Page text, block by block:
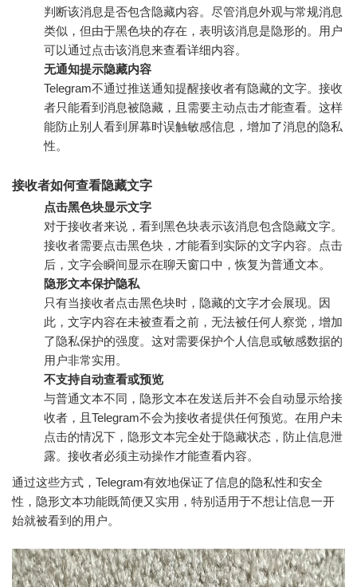
判断该消息是否包含隐藏内容。尽管消息外观与常规消息
类似，但由于黑色块的存在，表明该消息是隐形的。用户
可以通过点击该消息来查看详细内容。
无通知提示隐藏内容
Telegram不通过推送通知提醒接收者有隐藏的文字。接收
者只能看到消息被隐藏，且需要主动点击才能查看。这样
能防止别人看到屏幕时误触敏感信息，增加了消息的隐私
性。
接收者如何查看隐藏文字
点击黑色块显示文字
对于接收者来说，看到黑色块表示该消息包含隐藏文字。
接收者需要点击黑色块，才能看到实际的文字内容。点击
后，文字会瞬间显示在聊天窗口中，恢复为普通文本。
隐形文本保护隐私
只有当接收者点击黑色块时，隐藏的文字才会展现。因
此，文字内容在未被查看之前，无法被任何人察觉，增加
了隐私保护的强度。这对需要保护个人信息或敏感数据的
用户非常实用。
不支持自动查看或预览
与普通文本不同，隐形文本在发送后并不会自动显示给接
收者，且Telegram不会为接收者提供任何预览。在用户未
点击的情况下，隐形文本完全处于隐藏状态，防止信息泄
露。接收者必须主动操作才能查看内容。
通过这些方式，Telegram有效地保证了信息的隐私性和安全
性，隐形文本功能既简便又实用，特别适用于不想让信息一开
始就被看到的用户。